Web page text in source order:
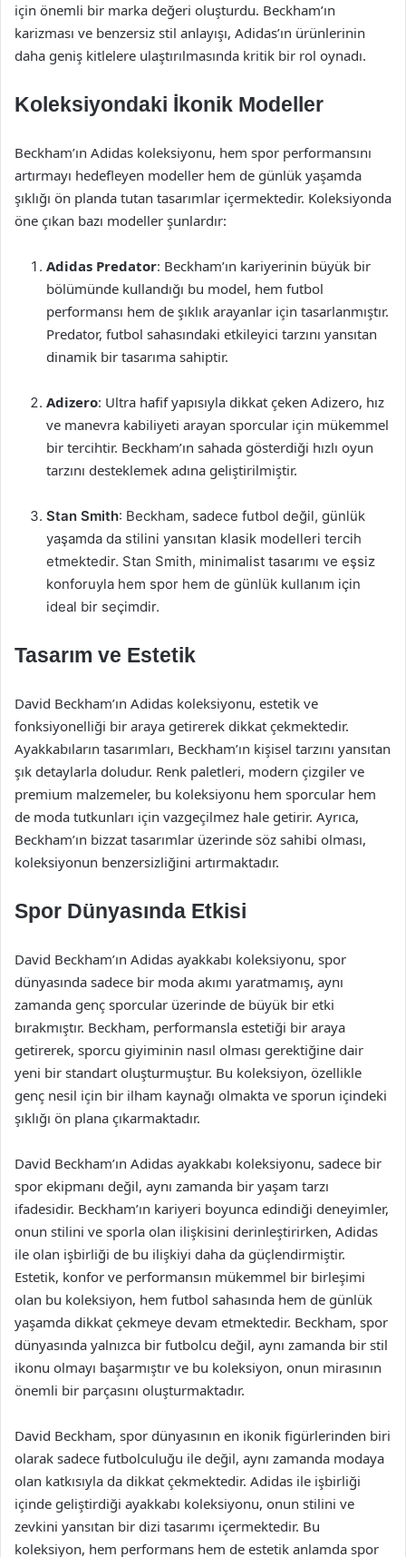
için önemli bir marka değeri oluşturdu. Beckham’ın
karizması ve benzersiz stil anlayışı, Adidas’ın ürünlerinin
daha geniş kitlelere ulaştırılmasında kritik bir rol oynadı.
Koleksiyondaki İkonik Modeller
Beckham’ın Adidas koleksiyonu, hem spor performansını
artırmayı hedefleyen modeller hem de günlük yaşamda
şıklığı ön planda tutan tasarımlar içermektedir. Koleksiyonda
öne çıkan bazı modeller şunlardır:
Adidas Predator: Beckham’ın kariyerinin büyük bir
bölümünde kullandığı bu model, hem futbol
performansı hem de şıklık arayanlar için tasarlanmıştır.
Predator, futbol sahasındaki etkileyici tarzını yansıtan
dinamik bir tasarıma sahiptir.
Adizero: Ultra hafif yapısıyla dikkat çeken Adizero, hız
ve manevra kabiliyeti arayan sporcular için mükemmel
bir tercihtir. Beckham’ın sahada gösterdiği hızlı oyun
tarzını desteklemek adına geliştirilmiştir.
Stan Smith: Beckham, sadece futbol değil, günlük
yaşamda da stilini yansıtan klasik modelleri tercih
etmektedir. Stan Smith, minimalist tasarımı ve eşsiz
konforuyla hem spor hem de günlük kullanım için
ideal bir seçimdir.
Tasarım ve Estetik
David Beckham’ın Adidas koleksiyonu, estetik ve
fonksiyonelliği bir araya getirerek dikkat çekmektedir.
Ayakkabıların tasarımları, Beckham’ın kişisel tarzını yansıtan
şık detaylarla doludur. Renk paletleri, modern çizgiler ve
premium malzemeler, bu koleksiyonu hem sporcular hem
de moda tutkunları için vazgeçilmez hale getirir. Ayrıca,
Beckham’ın bizzat tasarımlar üzerinde söz sahibi olması,
koleksiyonun benzersizliğini artırmaktadır.
Spor Dünyasında Etkisi
David Beckham’ın Adidas ayakkabı koleksiyonu, spor
dünyasında sadece bir moda akımı yaratmamış, aynı
zamanda genç sporcular üzerinde de büyük bir etki
bırakmıştır. Beckham, performansla estetiği bir araya
getirerek, sporcu giyiminin nasıl olması gerektiğine dair
yeni bir standart oluşturmuştur. Bu koleksiyon, özellikle
genç nesil için bir ilham kaynağı olmakta ve sporun içindeki
şıklığı ön plana çıkarmaktadır.
David Beckham’ın Adidas ayakkabı koleksiyonu, sadece bir
spor ekipmanı değil, aynı zamanda bir yaşam tarzı
ifadesidir. Beckham’ın kariyeri boyunca edindiği deneyimler,
onun stilini ve sporla olan ilişkisini derinleştirirken, Adidas
ile olan işbirliği de bu ilişkiyi daha da güçlendirmiştir.
Estetik, konfor ve performansın mükemmel bir birleşimi
olan bu koleksiyon, hem futbol sahasında hem de günlük
yaşamda dikkat çekmeye devam etmektedir. Beckham, spor
dünyasında yalnızca bir futbolcu değil, aynı zamanda bir stil
ikonu olmayı başarmıştır ve bu koleksiyon, onun mirasının
önemli bir parçasını oluşturmaktadır.
David Beckham, spor dünyasının en ikonik figürlerinden biri
olarak sadece futbolculuğu ile değil, aynı zamanda modaya
olan katkısıyla da dikkat çekmektedir. Adidas ile işbirliği
içinde geliştirdiği ayakkabı koleksiyonu, onun stilini ve
zevkini yansıtan bir dizi tasarımı içermektedir. Bu
koleksiyon, hem performans hem de estetik anlamda spor